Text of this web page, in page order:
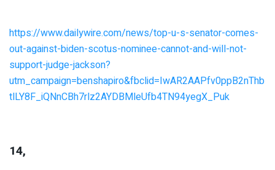
https://www.dailywire.com/news/top-u-s-senator-comes-
out-against-biden-scotus-nominee-cannot-and-will-not-
support-judge-jackson?
utm_campaign=benshapiro&fbclid=IwAR2AAPfv0ppB2nThb
tlLY8F_iQNnCBh7rlz2AYDBMleUfb4TN94yegX_Puk
14,